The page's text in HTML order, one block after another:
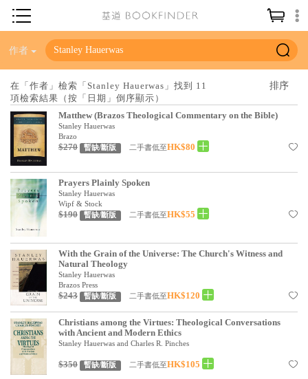
神學／教義
聖經
信仰入門
教會歷史
靈修／禱告
信徒生活
教會事工
分齡牧養
社會／倫理
哲學／宗教比較
見證／傳記
文藝／勵志
童書
作者
在「作者」檢索「Stanley Hauerwas」找到 11
項檢索結果（按「日期」倒序顯示）
Matthew (Brazos Theological Commentary on the Bible)
Stanley Hauerwas
Brazo
$270 暫缺/斷版 二手書低至HK$80
Prayers Plainly Spoken
Stanley Hauerwas
Wipf & Stock
$190 暫缺/斷版 二手書低至HK$55
With the Grain of the Universe: The Church's Witness and
Natural Theology
Stanley Hauerwas
Brazos Press
$243 暫缺/斷版 二手書低至HK$120
Christians among the Virtues: Theological Conversations
with Ancient and Modern Ethics
Stanley Hauerwas and Charles R. Pinches
$350 暫缺/斷版 二手書低至HK$105